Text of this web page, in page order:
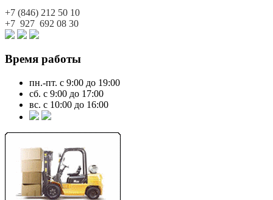
+7 (846) 212 50 10
+7 927 692 08 30
Время работы
пн.-пт. с 9:00 до 19:00
сб. с 9:00 до 17:00
вс. с 10:00 до 16:00